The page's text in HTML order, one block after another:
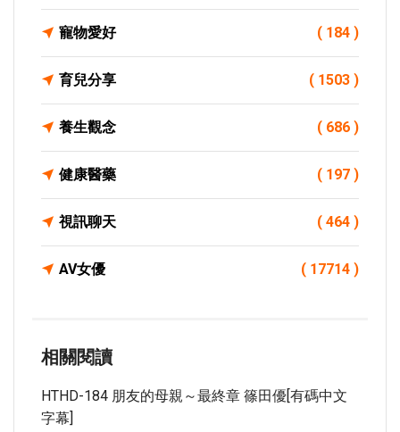
寵物愛好 ( 184 )
育兒分享 ( 1503 )
養生觀念 ( 686 )
健康醫藥 ( 197 )
視訊聊天 ( 464 )
AV女優 ( 17714 )
相關閱讀
HTHD-184 朋友的母親～最終章 篠田優[有碼中文
字幕]